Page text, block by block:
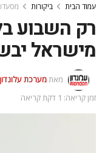
עמוד הבית ביקורות
רק השבוע
מישראל
מאתמערכת עלונדון
זמן קריאה: 1 דקת קריאה